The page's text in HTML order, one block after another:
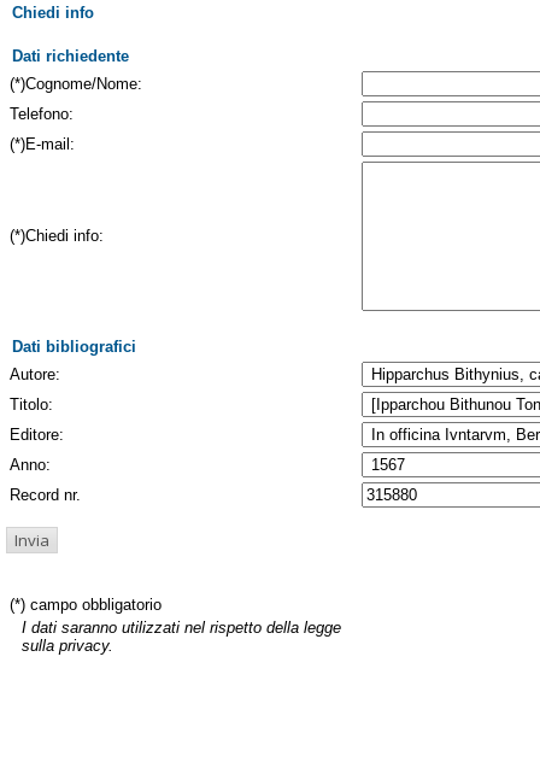
Chiedi info
Dati richiedente
(*)Cognome/Nome:
Telefono:
(*)E-mail:
(*)Chiedi info:
Dati bibliografici
Autore:
Titolo:
Editore:
Anno:
Record nr.
(*) campo obbligatorio
I dati saranno utilizzati nel rispetto della legge
sulla privacy.